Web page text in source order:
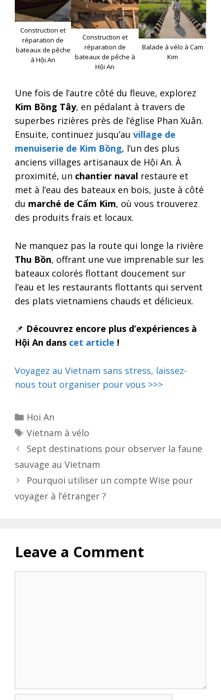
Construction et
réparation de
bateaux de pêche
à Hội An
Construction et
réparation de
bateaux de pêche à
Hội An
Balade à vélo à Cam
Kim
Une fois de l’autre côté du fleuve, explorez
Kim Bồng Tây, en pédalant à travers de
superbes rizières près de l’église Phan Xuân.
Ensuite, continuez jusqu’au village de
menuiserie de Kim Bồng, l’un des plus
anciens villages artisanaux de Hội An. À
proximité, un chantier naval restaure et
met à l’eau des bateaux en bois, juste à côté
du marché de Cẩm Kim, où vous trouverez
des produits frais et locaux.
Ne manquez pas la route qui longe la rivière
Thu Bồn, offrant une vue imprenable sur les
bateaux colorés flottant doucement sur
l’eau et les restaurants flottants qui servent
des plats vietnamiens chauds et délicieux.
📌 Découvrez encore plus d’expériences à
Hội An dans cet article !
Voyagez au Vietnam sans stress, laissez-
nous tout organiser pour vous >>>
Categories
Hoi An
Tags
Vietnam à vélo
Post
navigation
Sept destinations pour observer la faune
sauvage au Vietnam
Pourquoi utiliser un compte Wise pour
voyager à l’étranger ?
Leave a Comment